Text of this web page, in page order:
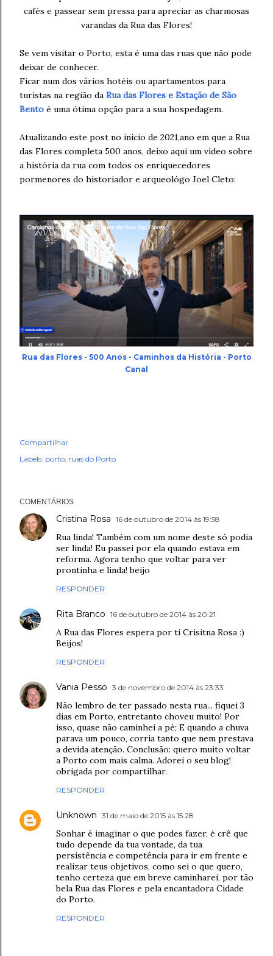
cafés e passear sem pressa para apreciar as charmosas
varandas da Rua das Flores!
Se vem visitar o Porto, esta é uma das ruas que não pode
deixar de conhecer.
Ficar num dos vários hotéis ou apartamentos para
turistas na região da Rua das Flores e Estação de São
Bento é uma ótima opção para a sua hospedagem.
Atualizando este post no início de 2021,ano em que a Rua
das Flores completa 500 anos, deixo aqui um vídeo sobre
a história da rua com todos os enriquecedores
pormenores do historiador e arqueológo Joel Cleto:
Rua das Flores - 500 Anos - Caminhos da História - Porto
Canal
Compartilhar
Labels: porto ruas do Porto
COMENTÁRIOS
Cristina Rosa 16 de outubro de 2014 às 19:58
Rua linda! Também com um nome deste só podia
ser linda! Eu passei por ela quando estava em
reforma. Agora tenho que voltar para ver
prontinha e linda! beijo
RESPONDER
Rita Branco 16 de outubro de 2014 às 20:21
A Rua das Flores espera por ti Crisitna Rosa :)
Beijos!
RESPONDER
Vania Pesso 3 de novembro de 2014 às 23:33
Não lembro de ter passado nesta rua... fiquei 3
dias em Porto, entretanto choveu muito! Por
isso, quase não caminhei a pé; E quando a chuva
parava um pouco, corria tanto que nem prestava
a devida atenção. Conclusão: quero muito voltar
a Porto com mais calma. Adorei o seu blog!
obrigada por compartilhar.
RESPONDER
Unknown 31 de maio de 2015 às 15:28
Sonhar é imaginar o que podes fazer, é crê que
tudo depende da tua vontade, da tua
persistência e competência para ir em frente e
realizar teus objetivos, como sei o que quero,
tenho certeza que em breve caminharei, por tão
bela Rua das Flores e pela encantadora Cidade
do Porto.
RESPONDER